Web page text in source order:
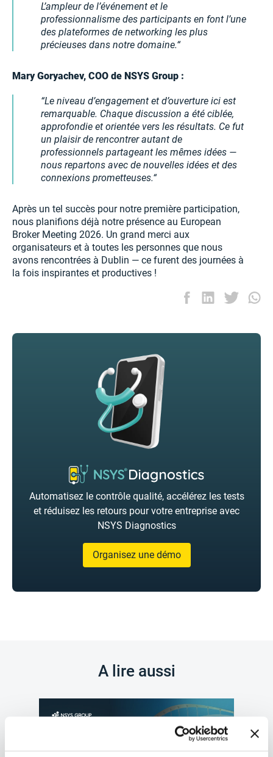
L’ampleur de l’événement et le
professionnalisme des participants en font l’une
des plateformes de networking les plus
précieuses dans notre domaine.
Mary Goryachev, COO de NSYS Group :
Le niveau d’engagement et d’ouverture ici est
remarquable. Chaque discussion a été ciblée,
approfondie et orientée vers les résultats. Ce fut
un plaisir de rencontrer autant de
professionnels partageant les mêmes idées —
nous repartons avec de nouvelles idées et des
connexions prometteuses.
Après un tel succès pour notre première participation,
nous planifions déjà notre présence au European
Broker Meeting 2026. Un grand merci aux
organisateurs et à toutes les personnes que nous
avons rencontrées à Dublin — ce furent des journées à
la fois inspirantes et productives !
Automatisez le contrôle qualité, accélérez les tests
et réduisez les retours pour votre entreprise avec
NSYS Diagnostics
Organisez une démo
A lire aussi